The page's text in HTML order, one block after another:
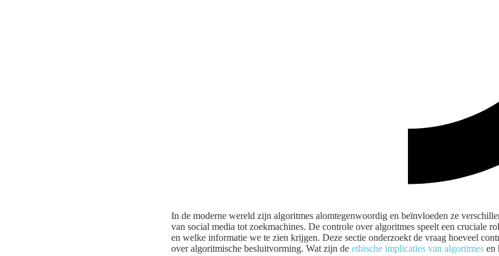
In de moderne wereld zijn algoritmes alomtegenwoordig en beïnvloeden ze
van social media tot zoekmachines. De controle over algoritmes speelt een cruciale
en welke informatie we te zien krijgen. Deze sectie onderzoekt de vraag hoeveel
over algoritmische besluitvorming. Wat zijn de ethische implicaties van algoritmes en